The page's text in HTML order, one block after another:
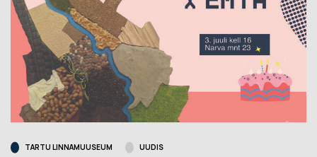
TARTU LINNAMUUSEUM UUDIS